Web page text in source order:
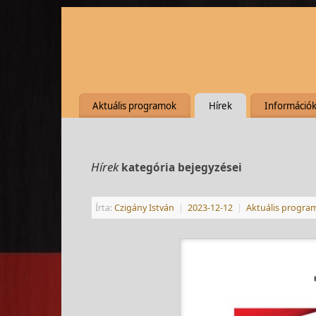
Aktuális programok Hírek
Hírekkategória bejegyzései
Írta:Czigány István | 2023-12-12 | Aktuális